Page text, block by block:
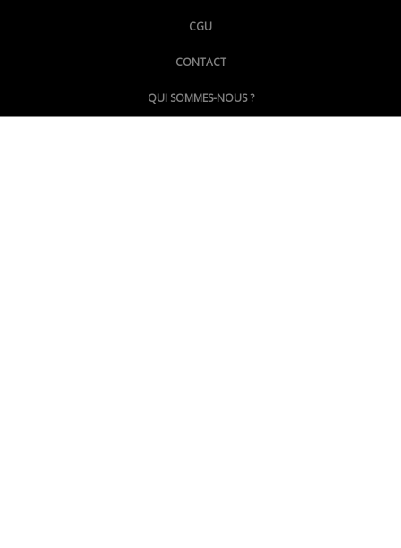
@LePoingMontpellier
CGU
CONTACT
QUI SOMMES-NOUS ?